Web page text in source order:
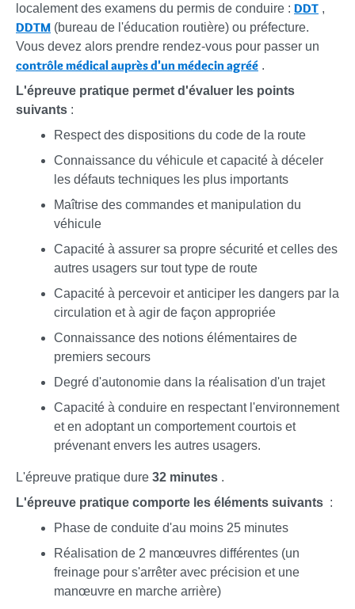
localement des examens du permis de conduire : DDT ,
DDTM (bureau de l'éducation routière) ou préfecture.
Vous devez alors prendre rendez-vous pour passer un
contrôle médical auprès d'un médecin agréé .
L'épreuve pratique permet d'évaluer les points
suivants :
Respect des dispositions du code de la route
Connaissance du véhicule et capacité à déceler
les défauts techniques les plus importants
Maîtrise des commandes et manipulation du
véhicule
Capacité à assurer sa propre sécurité et celles des
autres usagers sur tout type de route
Capacité à percevoir et anticiper les dangers par la
circulation et à agir de façon appropriée
Connaissance des notions élémentaires de
premiers secours
Degré d'autonomie dans la réalisation d'un trajet
Capacité à conduire en respectant l'environnement
et en adoptant un comportement courtois et
prévenant envers les autres usagers.
L'épreuve pratique dure 32 minutes .
L'épreuve pratique comporte les éléments suivants :
Phase de conduite d'au moins 25 minutes
Réalisation de 2 manœuvres différentes (un
freinage pour s'arrêter avec précision et une
manœuvre en marche arrière)